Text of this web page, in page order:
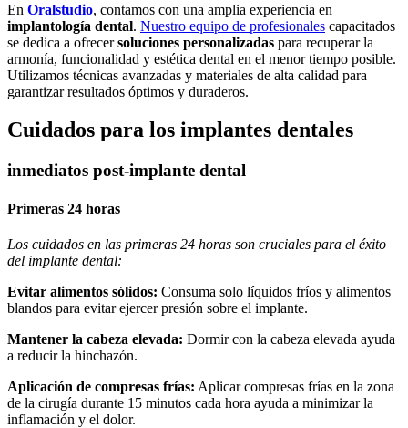
En Oralstudio, contamos con una amplia experiencia en
implantología dental. Nuestro equipo de profesionales capacitados
se dedica a ofrecersoluciones personalizadas para recuperar la
armonía, funcionalidad y estética dental en el menor tiempo posible.
Utilizamos técnicas avanzadas y materiales de alta calidad para
garantizar resultados óptimos y duraderos.
Cuidados para los implantes dentales
inmediatos post-implante dental
Primeras 24 horas
Los cuidados en las primeras 24 horas son cruciales para el éxito
del implante dental:
Evitar alimentos sólidos: Consuma solo líquidos fríos y alimentos
blandos para evitar ejercer presión sobre el implante.
Mantener la cabeza elevada: Dormir con la cabeza elevada ayuda
a reducir la hinchazón.
Aplicación de compresas frías: Aplicar compresas frías en la zona
de la cirugía durante 15 minutos cada hora ayuda a minimizar la
inflamación y el dolor.